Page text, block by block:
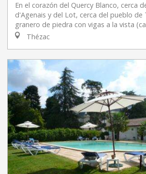
En el corazón del Quercy Blanco, cerca
d'Agenais y del Lot, cerca del pueblo de
granero de piedra con vigas a la vista
Thézac